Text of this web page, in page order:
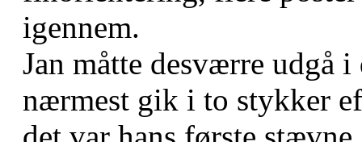
igennem.
Jan måtte desværre udgå
nærmest gik i to stykker